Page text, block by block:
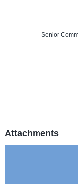
Senior
Attachments